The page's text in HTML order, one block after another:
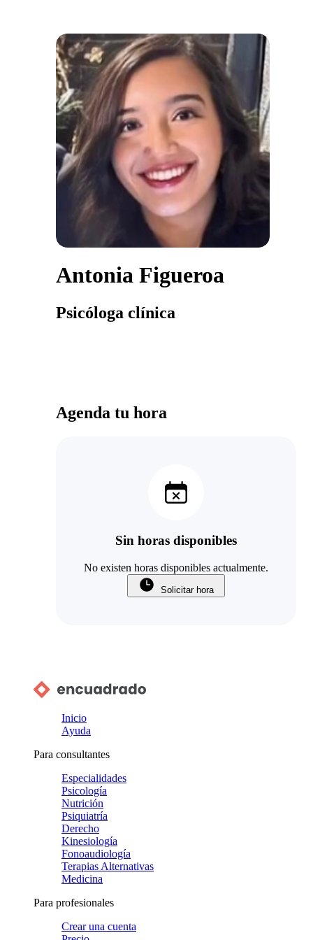
Antonia Figueroa
Psicóloga clínica
Agenda tu hora
Sin horas disponibles
No existen horas disponibles actualmente.
Solicitar hora
Inicio
Ayuda
Para consultantes
Especialidades
Psicología
Nutrición
Psiquiatría
Derecho
Kinesiología
Fonoaudiología
Terapias Alternativas
Medicina
Para profesionales
Crear una cuenta